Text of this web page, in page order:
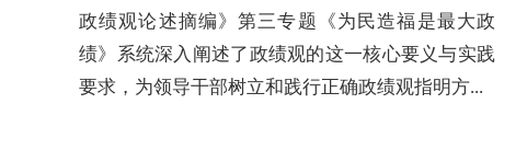
政绩观论述摘编》第三专题《为民造福是最大政
绩》系统深入阐述了政绩观的这一核心要义与实践
要求，为领导干部树立和践行正确政绩观指明方...